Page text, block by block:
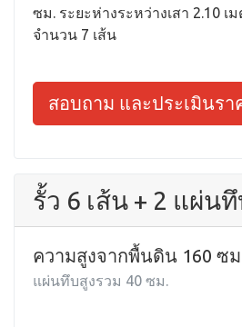
ซม. ระยะห่างระหว่างเสา 2.10 เ
จำนวน 7 เส้น
สอบถาม และประเมินรา
รั้ว 6 เส้น + 2 แผ่น
ความสูงจากพื้นดิน 160 ซ
แผ่นทึบสูงรวม 40 ซม.